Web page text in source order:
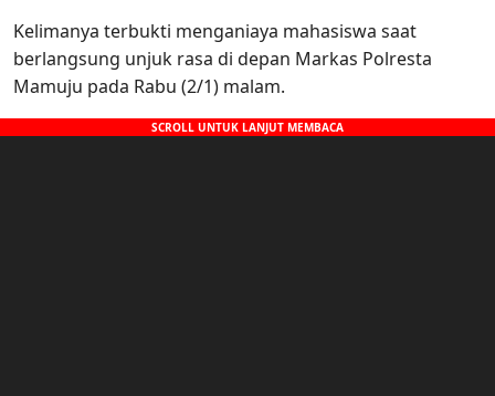
Kelimanya terbukti menganiaya mahasiswa saat
berlangsung unjuk rasa di depan Markas Polresta
Mamuju pada Rabu (2/1) malam.